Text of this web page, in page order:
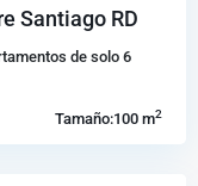
Santiago RD
de solo 6
Tamaño:100 m2